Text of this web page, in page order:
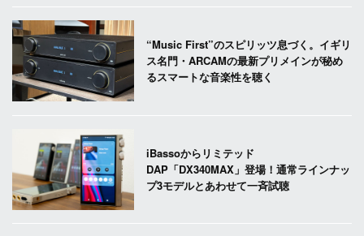
“Music First”のスピリッツ息づく。イギリ
ス名門・ARCAMの最新プリメインが秘め
るスマートな音楽性を聴く
iBassoからリミテッド
DAP「DX340MAX」登場！通常ラインナッ
プ3モデルとあわせて一斉試聴